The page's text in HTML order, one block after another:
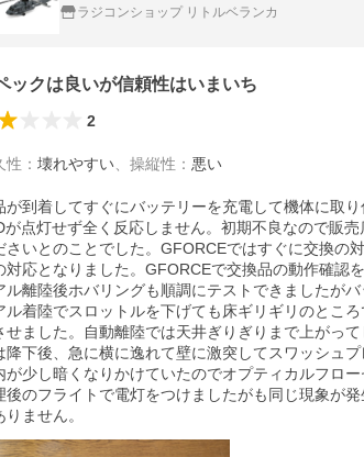
ラジコンショップ リトルベランカ
ックは良いが信頼性はいまいち
2
性 ： 壊れやすい 操縦性 ： 悪い
が到着してすぐにバッテリーを充電して機体に取
が点灯せず全く反応しません。初期不良なので販
さいとのことでした。GFORCEではすぐに交換の
対応となりました。GFORCEで交換品の動作確認
ル離陸後ホバリングも順調にテストできましたが
ル着陸でスロットルを下げても床ギリギリのとこ
せました。自動離陸では天井ぎりぎりまで上がっ
降下後、急に横に逸れて壁に激突してスワッシュプ
が少し暗くなりかけていたのでオプティカルフロ
後のフライトで電灯をつけましたがも同じ現象が